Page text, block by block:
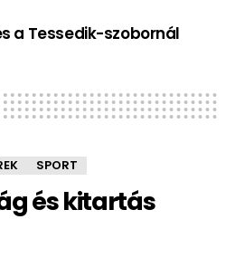
a Tessedik-szobornál
SPORT
és kitartás